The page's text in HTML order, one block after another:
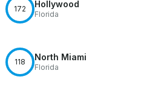
172 Hollywood
Florida
118 North Miami
Florida